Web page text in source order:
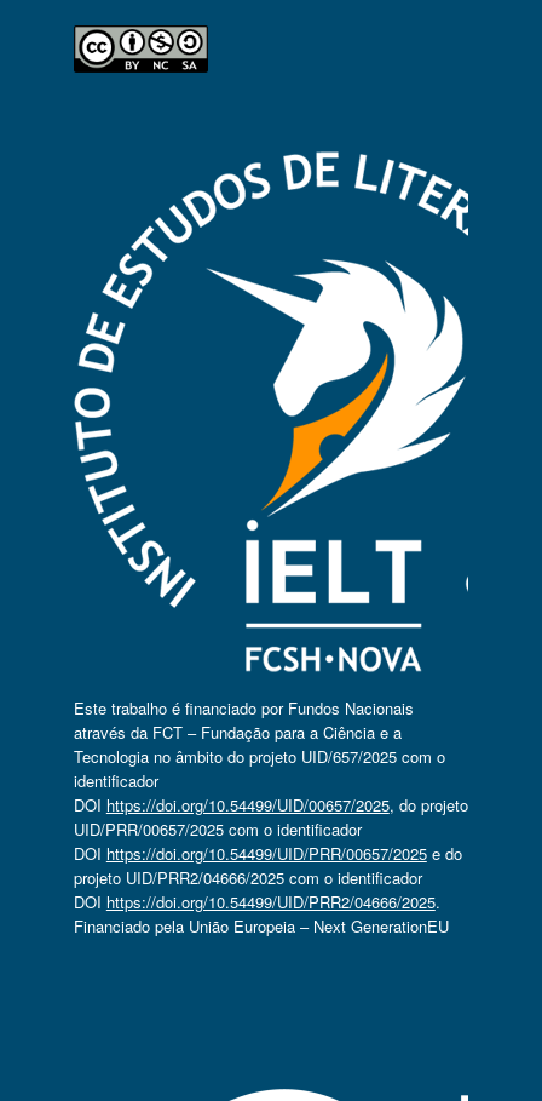
Este trabalho é financiado por Fundos Nacionais
através da FCT – Fundação para a Ciência e a
Tecnologia no âmbito do projeto UID/657/2025 com o
identificador
DOI https://doi.org/10.54499/UID/00657/2025, do projeto
UID/PRR/00657/2025 com o identificador
DOI https://doi.org/10.54499/UID/PRR/00657/2025e do
projeto UID/PRR2/04666/2025 com o identificador
DOI https://doi.org/10.54499/UID/PRR2/04666/2025.
Financiado pela União Europeia – Next GenerationEU